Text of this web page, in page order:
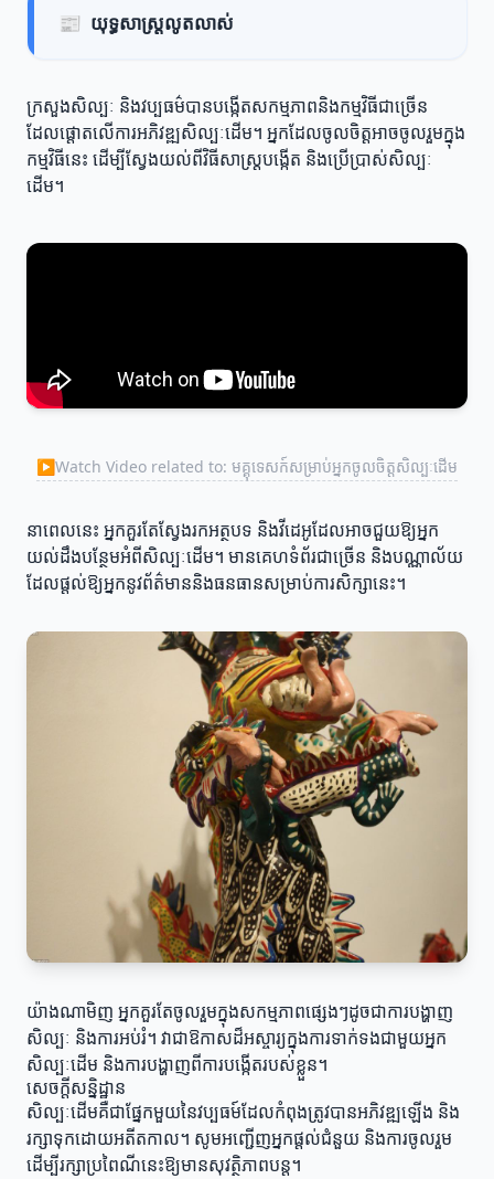
📰 យុទ្ធសាស្ត្រលូតលាស់
ក្រសួងសិល្បៈ និងវប្បធម៌បានបង្កើតសកម្មភាពនិងកម្មវិធីជាច្រើន
ដែលផ្តោតលើការអភិវឌ្ឍសិល្បៈដើម។ អ្នកដែលចូលចិត្តអាចចូលរួមក្នុង
កម្មវិធីនេះ ដើម្បីស្វែងយល់ពីវិធីសាស្ត្របង្កើត និងប្រើប្រាស់សិល្បៈ
ដើម។
▶Watch Video related to: មគ្គុទេសក៍សម្រាប់អ្នកចូលចិត្តសិល្បៈដើម
នាពេលនេះ អ្នកគួរតែស្វែងរកអត្ថបទ និងវីដេអូដែលអាចជួយឱ្យអ្នក
យល់ដឹងបន្ថែមអំពីសិល្បៈដើម។ មានគេហទំព័រជាច្រើន និងបណ្ណាល័យ
ដែលផ្តល់ឱ្យអ្នកនូវព័ត៌មាននិងធនធានសម្រាប់ការសិក្សានេះ។
យ៉ាងណាមិញ អ្នកគួរតែចូលរួមក្នុងសកម្មភាពផ្សេងៗដូចជាការបង្ហាញ
សិល្បៈ និងការអប់រំ។ វាជាឱកាសដ៏អស្ចារ្យក្នុងការទាក់ទងជាមួយអ្នក
សិល្បៈដើម និងការបង្ហាញពីការបង្កើតរបស់ខ្លួន។
សេចក្តីសន្និដ្ឋាន
សិល្បៈដើមគឺជាផ្នែកមួយនៃវប្បធម៍ដែលកំពុងត្រូវបានអភិវឌ្ឍឡើង និង
រក្សាទុកដោយអតីតកាល។ សូមអញ្ជើញអ្នកផ្តល់ជំនួយ និងការចូលរួម
ដើម្បីរក្សាប្រពៃណីនេះឱ្យមានសុវត្ថិភាពបន្ត។